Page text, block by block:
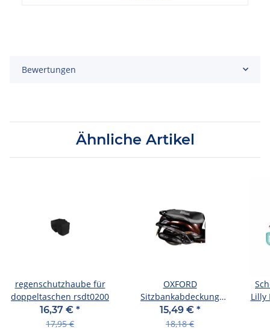
Bewertungen
Ähnliche Artikel
regenschutzhaube für
doppeltaschen rsdt0200
16,37 € *
17,95 €
OXFORD
Sitzbankabdeckung
Wasserdicht, universal, s
Gr. L = 140 x
15,49 € *
18,18 €
Lilly